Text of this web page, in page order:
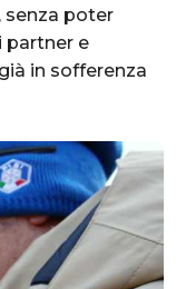
senza poter
partner e
in sofferenza